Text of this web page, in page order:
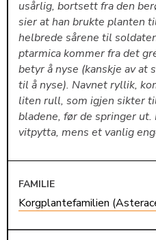
usårlig, bortsett fra den
sier at han brukte planten
helbrede sårene til
ptarmica kommer fra det
betyr å nyse (kanskje av
til å nyse). Navnet ryllik,
liten rull, som igjen sikter
bladene, før de springer
vitpytta, mens et vanlig
FAMILIE
Korgplantefamilien